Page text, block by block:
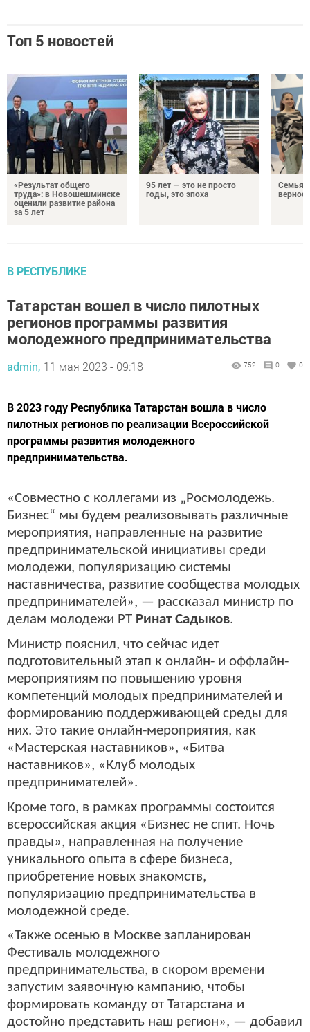
Топ 5 новостей
«Результат общего
труда»: в Новошешминске
оценили развитие района
за 5 лет
95 лет — это не просто
годы, это эпоха
Семья
В РЕСПУБЛИКЕ
Татарстан вошел в число пилотных
регионов программы развития
молодежного предпринимательства
admin, 11 мая 2023 - 09:18 752 0 0
В 2023 году Республика Татарстан вошла в число
пилотных регионов по реализации Всероссийской
программы развития молодежного
предпринимательства.
«Совместно с коллегами из „Росмолодежь.
Бизнес“ мы будем реализовывать различные
мероприятия, направленные на развитие
предпринимательской инициативы среди
молодежи, популяризацию системы
наставничества, развитие сообщества молодых
предпринимателей», — рассказал министр по
делам молодежи РТ Ринат Садыков.
Министр пояснил, что сейчас идет
подготовительный этап к онлайн- и оффлайн-
мероприятиям по повышению уровня
компетенций молодых предпринимателей и
формированию поддерживающей среды для
них. Это такие онлайн-мероприятия, как
«Мастерская наставников», «Битва
наставников», «Клуб молодых
предпринимателей».
Кроме того, в рамках программы состоится
всероссийская акция «Бизнес не спит. Ночь
правды», направленная на получение
уникального опыта в сфере бизнеса,
приобретение новых знакомств,
популяризацию предпринимательства в
молодежной среде.
«Также осенью в Москве запланирован
Фестиваль молодежного
предпринимательства, в скором времени
запустим заявочную кампанию, чтобы
формировать команду от Татарстана и
достойно представить наш регион», — добавил